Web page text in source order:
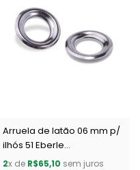
Arruela de latão 06 mm p/
ilhós 51 Eberle
AR.105.060.05.L c/ 1000 un
2x de R$65,10 sem juros